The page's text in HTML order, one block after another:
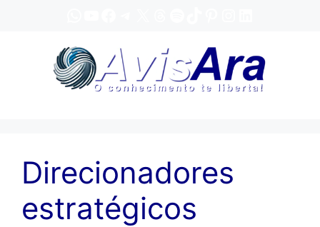
Direcionadores
estratégicos